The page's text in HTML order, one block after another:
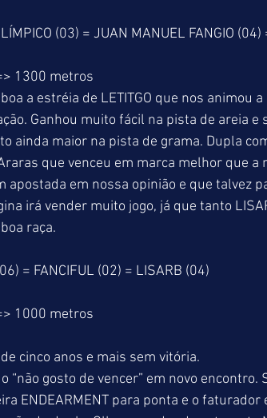
(03) = JUAN MANUEL FANGIO (04)
1300 metros
a estréia de LETITGO que nos animou
Ganhou muito fácil na pista de areia
ainda maior na pista de grama. Dupla
que venceu em marca melhor que a
apostada em nossa opinião e que talvez
irá vender muito jogo, já que tanto
raça.
= FANCIFUL (02) = LISARB (04)
1000 metros
cinco anos e mais sem vitória.
“não gosto de vencer” em novo
ENDEARMENT para ponta e o faturador